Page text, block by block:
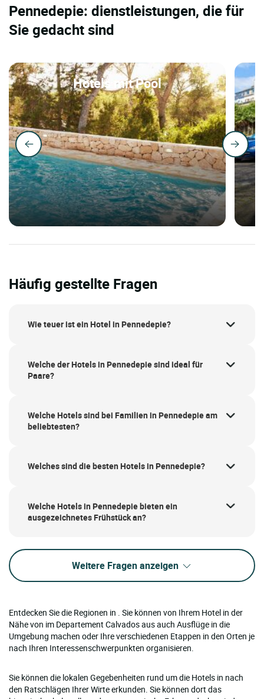
Pennedepie: dienstleistungen, die für
Sie gedacht sind
Hotels mit Pool
Häufig gestellte Fragen
Wie teuer ist ein Hotel in Pennedepie?
Welche der Hotels in Pennedepie sind ideal für
Paare?
Welche Hotels sind bei Familien in Pennedepie am
beliebtesten?
Welches sind die besten Hotels in Pennedepie?
Welche Hotels in Pennedepie bieten ein
ausgezeichnetes Frühstück an?
Weitere Fragen anzeigen
Entdecken Sie die Regionen in . Sie können von Ihrem Hotel in der
Nähe von im Departement Calvados aus auch Ausflüge in die
Umgebung machen oder Ihre verschiedenen Etappen in den Orten je
nach Ihren Interessenschwerpunkten organisieren.
Sie können die lokalen Gegebenheiten rund um die Hotels in nach
den Ratschlägen Ihrer Wirte erkunden. Sie können dort das